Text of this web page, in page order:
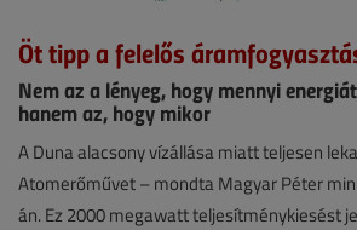
Öt tipp a felelős
Nem az a lényeg, hogy mennyi
hanem az, hogy mikor
Hírek
2026.
A Duna alacsony vízállása miatt teljesen
Atomerőművet – mondta Magyar Péter
án. Ez 2000 megawatt teljesítménykiesést